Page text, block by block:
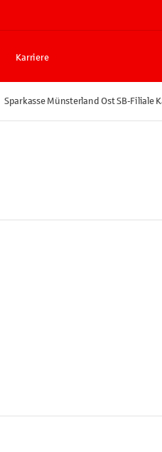
Karriere
Sparkasse Münsterland Ost SB-Filiale